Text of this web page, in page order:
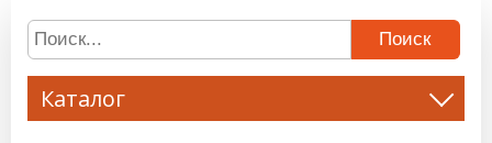
Поиск
Каталог